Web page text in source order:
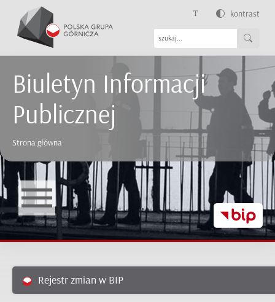
kontrast
Biuletyn Informacji
Publicznej
Strona główna
Rejestr zmian w BIP